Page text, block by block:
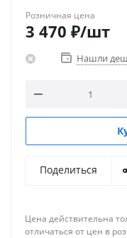
Розничная цена
3 470 ₽/шт
Нашли
Поделиться
Цена действительна
отличаться от цен в